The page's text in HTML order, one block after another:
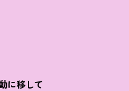
に移して